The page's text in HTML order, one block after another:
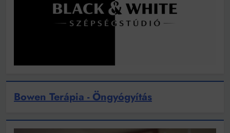
Bowen Terápia - Öngyógyítás